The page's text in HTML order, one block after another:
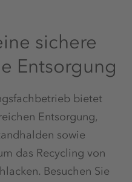
sichere
Entsorgung
bietet
Entsorgung,
sowie
das Recycling von
Besuchen Sie